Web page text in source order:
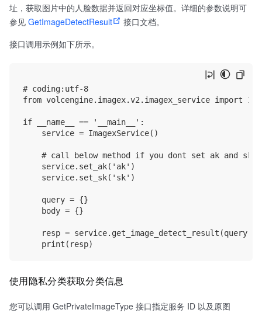
址，获取图片中的人脸数据并返回对应坐标值。详细的参数说明可
参见 GetImageDetectResult
接口文档。
接口调用示例如下所示。
# coding:utf-8
from volcengine.imagex.v2.imagex_service import
if __name__ == '__main__':
    service = ImagexService()
# call below method if you dont set ak and sk
    service.set_ak('ak')
    service.set_sk('sk')
    query = {}
    body = {}
resp = service.get_image_detect_result(query,
使用隐私分类获取分类信息
您可以调用 GetPrivateImageType 接口指定服务 ID 以及原图